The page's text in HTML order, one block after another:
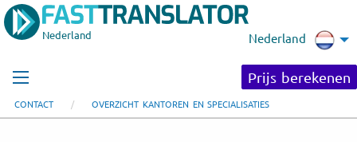
Nederland Nederland
Prijs berekenen
CONTACT OVERZICHT KANTOREN EN SPECIALISATIES